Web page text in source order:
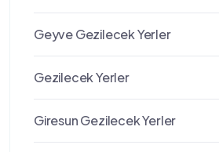
Geyve Gezilecek Yerler
Gezilecek Yerler
Giresun Gezilecek Yerler